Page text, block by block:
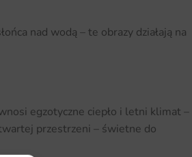
nad wodą – te obrazy działają na
egzotyczne ciepło i letni klimat –
przestrzeni – świetne do